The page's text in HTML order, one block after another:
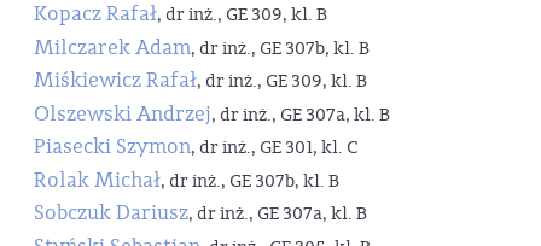
Kopacz Rafał, dr inż., GE 309, kl. B
Milczarek Adam, dr inż., GE 307b, kl. B
Miśkiewicz Rafał, dr inż., GE 309, kl. B
Olszewski Andrzej, dr inż., GE 307a, kl. B
Piasecki Szymon, dr inż., GE 301, kl. C
Rolak Michał, dr inż., GE 307b, kl. B
Sobczuk Dariusz, dr inż., GE 307a, kl. B